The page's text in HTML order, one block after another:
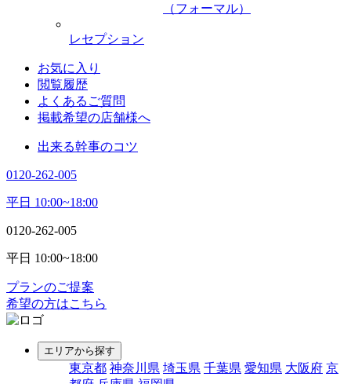
（フォーマル）
レセプション
お気に入り
閲覧履歴
よくあるご質問
掲載希望の店舗様へ
出来る幹事のコツ
0120-262-005
平日 10:00~18:00
0120-262-005
平日 10:00~18:00
プランのご提案
希望の方はこちら
エリアから探す
東京都 神奈川県 埼玉県 千葉県 愛知県 大阪府 京